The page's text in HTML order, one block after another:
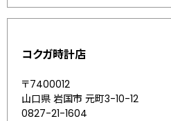
コクガ時計店
〒7400012
山口県 岩国市 元町3-10-12
0827-21-1604